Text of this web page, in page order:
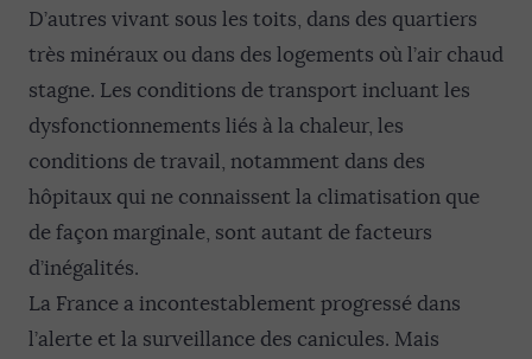
D’autres vivant sous les toits, dans des quartiers
très minéraux ou dans des logements où l’air chaud
stagne. Les conditions de transport incluant les
dysfonctionnements liés à la chaleur, les
conditions de travail, notamment dans des
hôpitaux qui ne connaissent la climatisation que
de façon marginale, sont autant de facteurs
d’inégalités.
La France a incontestablement progressé dans
l’alerte et la surveillance des canicules. Mais